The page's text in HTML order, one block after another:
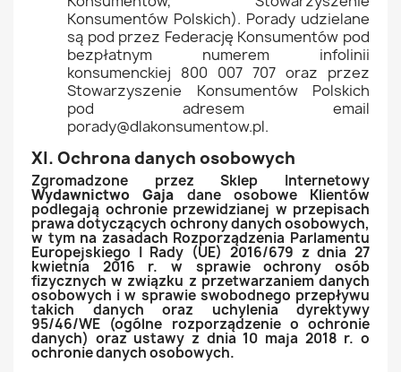
Konsumentów Polskich). Porady udzielane
są pod przez Federację Konsumentów pod
bezpłatnym numerem infolinii
konsumenckiej 800 007 707 oraz przez
Stowarzyszenie Konsumentów Polskich
pod adresem email
porady@dlakonsumentow.pl.
XI. Ochrona danych osobowych
Zgromadzone przez Sklep Internetowy
Wydawnictwo Gaja dane osobowe Klientów
podlegają ochronie przewidzianej w przepisach
prawa dotyczących ochrony danych osobowych,
w tym na zasadach Rozporządzenia Parlamentu
Europejskiego I Rady (UE) 2016/679 z dnia 27
kwietnia 2016 r. w sprawie ochrony osób
fizycznych w związku z przetwarzaniem danych
osobowych i w sprawie swobodnego przepływu
takich danych oraz uchylenia dyrektywy
95/46/WE (ogólne rozporządzenie o ochronie
danych) oraz ustawy z dnia 10 maja 2018 r. o
ochronie danych osobowych.